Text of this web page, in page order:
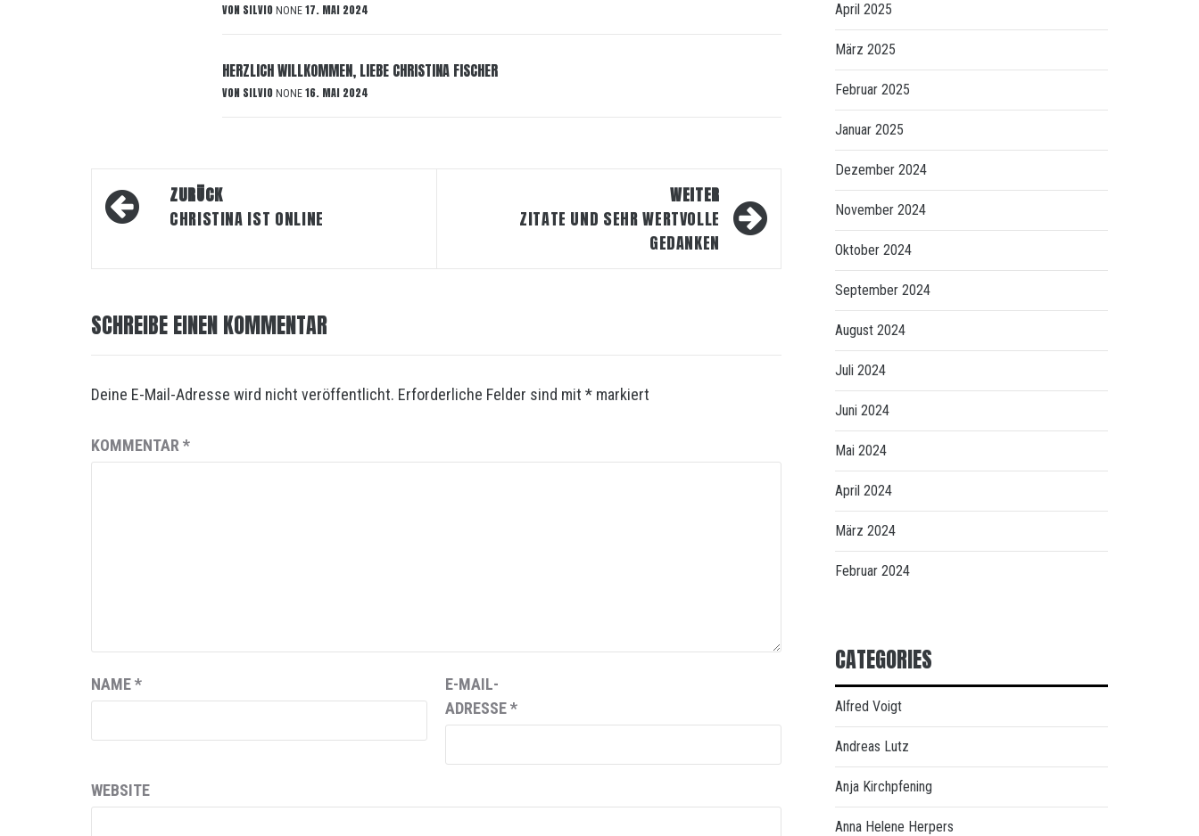
VON SILVIO NONE 17. MAI 2024
HERZLICH WILLKOMMEN, LIEBE CHRISTINA FISCHER
VON SILVIO NONE 16. MAI 2024
Beitragsnavigation
ZURÜCK
CHRISTINA IST ONLINE
WEITER
ZITATE UND SEHR WERTVOLLE
GEDANKEN
SCHREIBE EINEN KOMMENTAR
Deine E-Mail-Adresse wird nicht veröffentlicht. Erforderliche Felder sind mit * markiert
KOMMENTAR*
NAME*
E-MAIL-
ADRESSE*
WEBSITE
April 2025
März 2025
Februar 2025
Januar 2025
Dezember 2024
November 2024
Oktober 2024
September 2024
August 2024
Juli 2024
Juni 2024
Mai 2024
April 2024
März 2024
Februar 2024
CATEGORIES
Alfred Voigt
Andreas Lutz
Anja Kirchpfening
Anna Helene Herpers